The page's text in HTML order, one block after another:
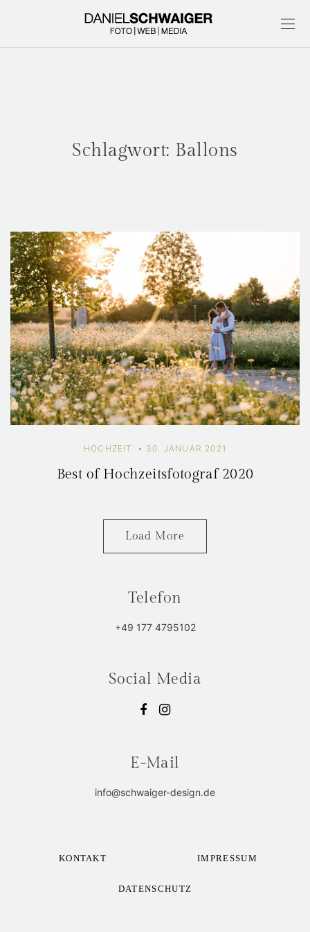
Schlagwort: Ballons
HOCHZEIT 30. JANUAR 2021
Best of Hochzeitsfotograf 2020
Load More
Telefon
+49 177 4795102
Social Media
E-Mail
info@schwaiger-design.de
KONTAKT IMPRESSUM
DATENSCHUTZ